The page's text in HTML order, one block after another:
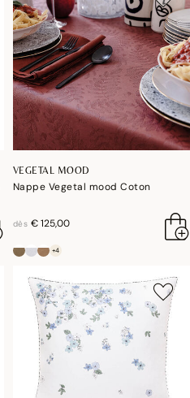
VEGETAL MOOD
Nappe Vegetal mood Coton
dès € 125,00
+4